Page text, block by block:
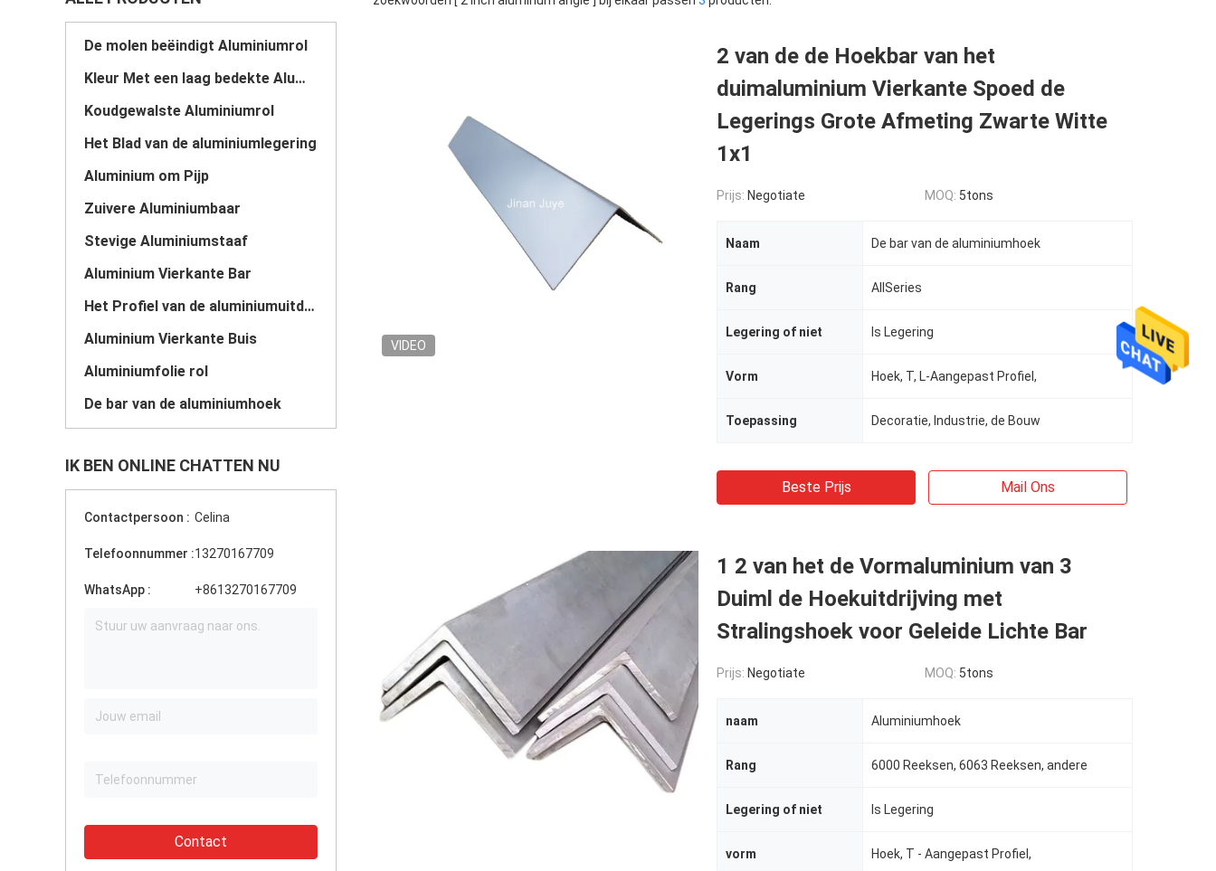
De molen beëindigt Aluminiumrol
Kleur Met een laag bedekte Aluminiumrol
Koudgewalste Aluminiumrol
Het Blad van de aluminiumlegering
Aluminium om Pijp
Zuivere Aluminiumbaar
Stevige Aluminiumstaaf
Aluminium Vierkante Bar
Het Profiel van de aluminiumuitdrijving
Aluminium Vierkante Buis
Aluminiumfolie rol
De bar van de aluminiumhoek
IK BEN ONLINE CHATTEN NU
Contactpersoon : Celina
Telefoonnummer :13270167709
WhatsApp : +8613270167709
Contact
VIDEO
2 van de de Hoekbar van het
duimaluminium Vierkante Spoed de
Legerings Grote Afmeting Zwarte Witte
1x1
Prijs: Negotiate MOQ: 5tons
Naam De bar van de aluminiumhoek
Rang AllSeries
Legering of niet Is Legering
Vorm Hoek, T, L-Aangepast Profiel,
Toepassing Decoratie, Industrie, de Bouw
Beste Prijs Mail Ons
1 2 van het de Vormaluminium van 3
Duiml de Hoekuitdrijving met
Stralingshoek voor Geleide Lichte Bar
Prijs: Negotiate MOQ: 5tons
naam Aluminiumhoek
Rang 6000 Reeksen, 6063 Reeksen, andere
Legering of niet Is Legering
vorm Hoek, T - Aangepast Profiel,